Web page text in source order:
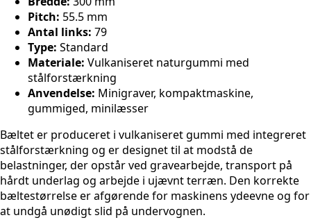
Pitch: 55.5 mm
Antal links: 79
Type: Standard
Materiale: Vulkaniseret naturgummi med
stålforstærkning
Anvendelse: Minigraver, kompaktmaskine,
gummiged, minilæsser
Bæltet er produceret i vulkaniseret gummi med integreret
stålforstærkning og er designet til at modstå de
belastninger, der opstår ved gravearbejde, transport på
hårdt underlag og arbejde i ujævnt terræn. Den korrekte
bæltestørrelse er afgørende for maskinens ydeevne og for
at undgå unødigt slid på undervognen.